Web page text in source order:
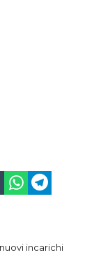
incarichi